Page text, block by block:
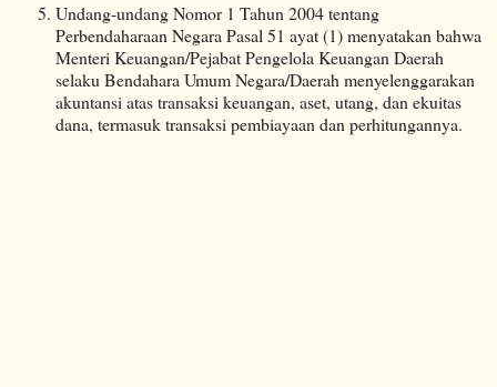
Undang-undang Nomor 1 Tahun 2004 tentang
Perbendaharaan Negara Pasal 51 ayat (1) menyatakan bahwa
Menteri Keuangan/Pejabat Pengelola Keuangan Daerah
selaku Bendahara Umum Negara/Daerah menyelenggarakan
akuntansi atas transaksi keuangan, aset, utang, dan ekuitas
dana, termasuk transaksi pembiayaan dan perhitungannya.